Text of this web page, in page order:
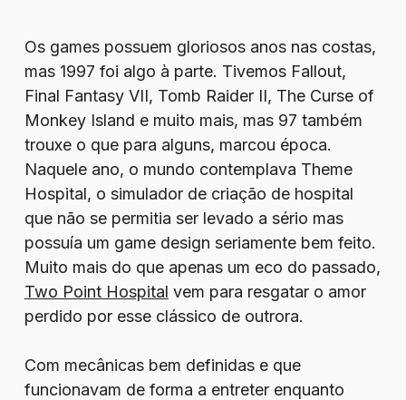
Os games possuem gloriosos anos nas costas,
mas 1997 foi algo à parte. Tivemos Fallout,
Final Fantasy VII, Tomb Raider II, The Curse of
Monkey Island e muito mais, mas 97 também
trouxe o que para alguns, marcou época.
Naquele ano, o mundo contemplava Theme
Hospital, o simulador de criação de hospital
que não se permitia ser levado a sério mas
possuía um game design seriamente bem feito.
Muito mais do que apenas um eco do passado,
Two Point Hospital vem para resgatar o amor
perdido por esse clássico de outrora.
Com mecânicas bem definidas e que
funcionavam de forma a entreter enquanto